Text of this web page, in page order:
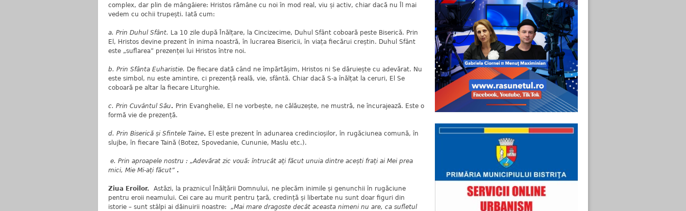
complex, dar plin de mângâiere: Hristos rămâne cu noi în mod real, viu și activ, chiar dacă nu Îl mai
vedem cu ochii trupești. Iată cum:
a. Prin Duhul Sfânt. La 10 zile după Înălțare, la Cincizecime, Duhul Sfânt coboară peste Biserică. Prin
El, Hristos devine prezent în inima noastră, în lucrarea Bisericii, în viața fiecărui creștin. Duhul Sfânt
este „suflarea” prezenței lui Hristos între noi.
b. Prin Sfânta Euharistie. De fiecare dată când ne împărtășim, Hristos ni Se dăruiește cu adevărat. Nu
este simbol, nu este amintire, ci prezență reală, vie, sfântă. Chiar dacă S-a înălțat la ceruri, El Se
coboară pe altar la fiecare Liturghie.
c. Prin Cuvântul Său. Prin Evanghelie, El ne vorbește, ne călăuzește, ne mustră, ne încurajează. Este o
formă vie de prezență.
d. Prin Biserică și Sfintele Taine. El este prezent în adunarea credincioșilor, în rugăciunea comună, în
slujbe, în fiecare Taină (Botez, Spovedanie, Cununie, Maslu etc.).
e. Prin aproapele nostru : „Adevărat zic vouă: întrucât ați făcut unuia dintre acești frați ai Mei prea
mici, Mie Mi-ați făcut”.
Ziua Eroilor. Astăzi, la praznicul Înălțării Domnului, ne plecăm inimile și genunchii în rugăciune
pentru eroii neamului. Cei care au murit pentru țară, credință și libertate nu sunt doar figuri din
istorie – sunt stâlpi ai dăinuirii noastre: „Mai mare dragoste decât aceasta nimeni nu are, ca sufletul